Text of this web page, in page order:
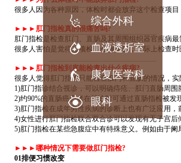
综合外科
血液透析室
康复医学科
眼科
很多人因为各种原因，体检时都会放弃这个检查项目
►►►肛门指检真的很痛苦吗?
肛门指检是检查肛门、直肠及其周围组织器官疾病最
很多人害怕是觉得这项检查会很痛苦，实际上检查时
►►►肛门指检到底能检查出什么疾病?
很多人觉得肛门指检只能检查肛门和直肠的情况，实
1)肛门指诊结合视诊，可以明确痔疮、肛门直肠周围
2)约90%的直肠癌患者在就诊时可通过直肠指检被发现
3)肛门指检在成年男性疾病的诊断上也有广泛应用，
4)女性进行肛门指检联合双合诊可以发现有无子宫后
5)肛门指检在某些急腹症中有特殊意义。例如由于阑
►►►哪种情况下需要做肛门指检?
01排便习惯改变